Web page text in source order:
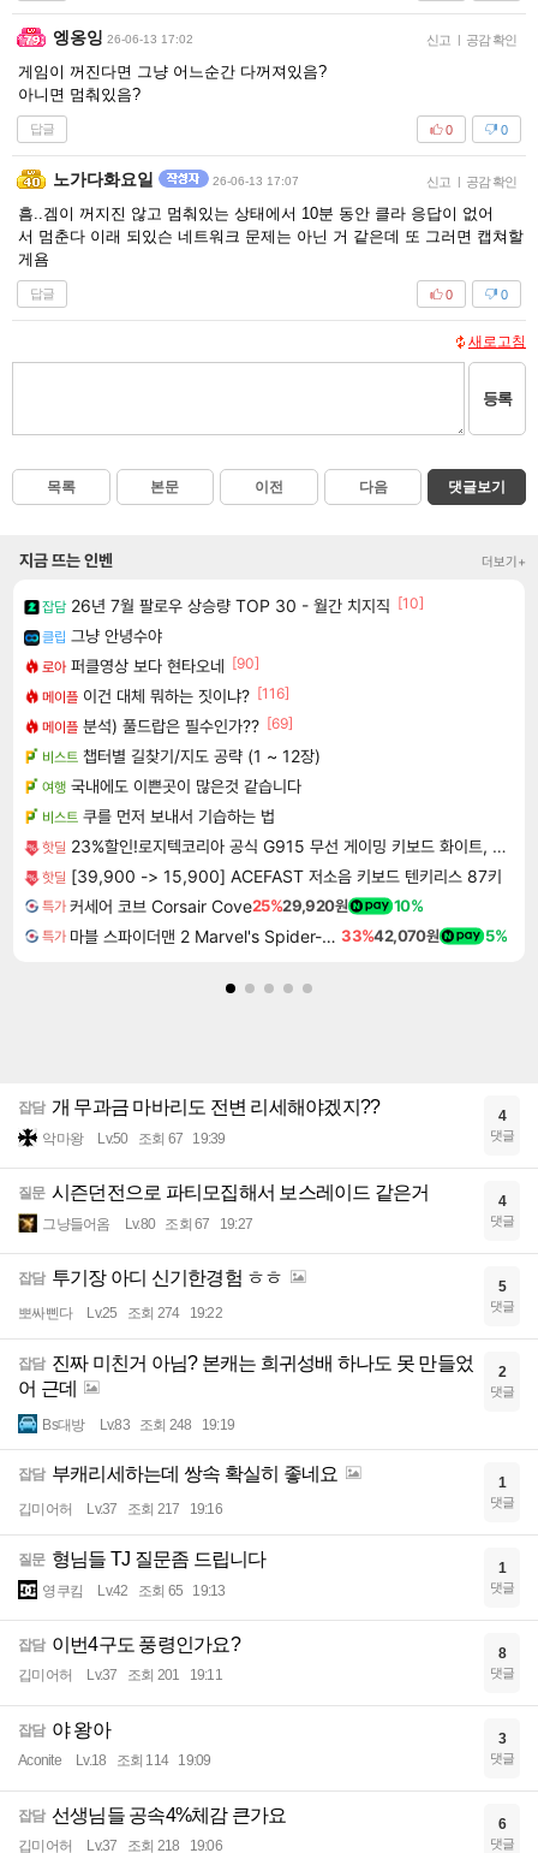
엥옹잉 26-06-13 17:02 신고 | 공감 확인
게임이 꺼진다면 그냥 어느순간 다꺼져있음?
아니면 멈춰있음?
답글 0
0
노가다화요일 26-06-13 17:07 신고 | 공감 확인
흠..겜이 꺼지진 않고 멈춰있는 상태에서 10분 동안 클라 응답이 없어
서 멈춘다 이래 되있슨 네트워크 문제는 아닌 거 같은데 또 그러면 캡쳐할
게욤
답글 0
0
새로고침
등록
목록 본문 이전 다음 댓글보기
지금 뜨는 인벤 더보기+
잡담 26년 7월 팔로우 상승량 TOP 30 - 월간 치지직 [10]
클립 그냥 안녕수야
로아 퍼클영상 보다 현타오네 [90]
메이플 이건 대체 뭐하는 짓이냐? [116]
메이플 분석) 풀드랍은 필수인가?? [69]
비스트 챕터별 길찾기/지도 공략 (1 ~ 12장)
여행 국내에도 이쁜곳이 많은것 같습니다
비스트 쿠를 먼저 보내서 기습하는 법
핫딜 23%할인!로지텍코리아 공식 G915 무선 게이밍 키보드 화이트, 갈축
핫딜 [39,900 -> 15,900] ACEFAST 저소음 키보드 텐키리스 87키
특가 커세어 코브 Corsair Cove25%29,920원 10%
특가 마블 스파이더맨 2 Marvel's Spider-Man 2 33%42,070원 5%
잡담 개 무과금 마바리도 전변 리세해야겠지??
악마왕 Lv.50 조회 67 19:39
4
댓글
질문 시즌던전으로 파티모집해서 보스레이드 같은거
그냥들어옴 Lv.80 조회 67 19:27
4
댓글
잡담 투기장 아디 신기한경험 ㅎㅎ
뽀싸삔다 Lv.25 조회 274 19:22
5
댓글
잡담 진짜 미친거 아님? 본캐는 희귀성배 하나도 못 만들었
어 근데
Bs대방 Lv.83 조회 248 19:19
2
댓글
잡담 부캐리세하는데 쌍속 확실히 좋네요
깁미어허 Lv.37 조회 217 19:16
1
댓글
질문 형님들 TJ 질문좀 드립니다
영쿠킴 Lv.42 조회 65 19:13
1
댓글
잡담 이번4구도 풍령인가요?
깁미어허 Lv.37 조회 201 19:11
8
댓글
잡담 야 왕아
Aconite Lv.18 조회 114 19:09
3
댓글
잡담 선생님들 공속4%체감 큰가요
깁미어허 Lv.37 조회 218 19:06
6
댓글